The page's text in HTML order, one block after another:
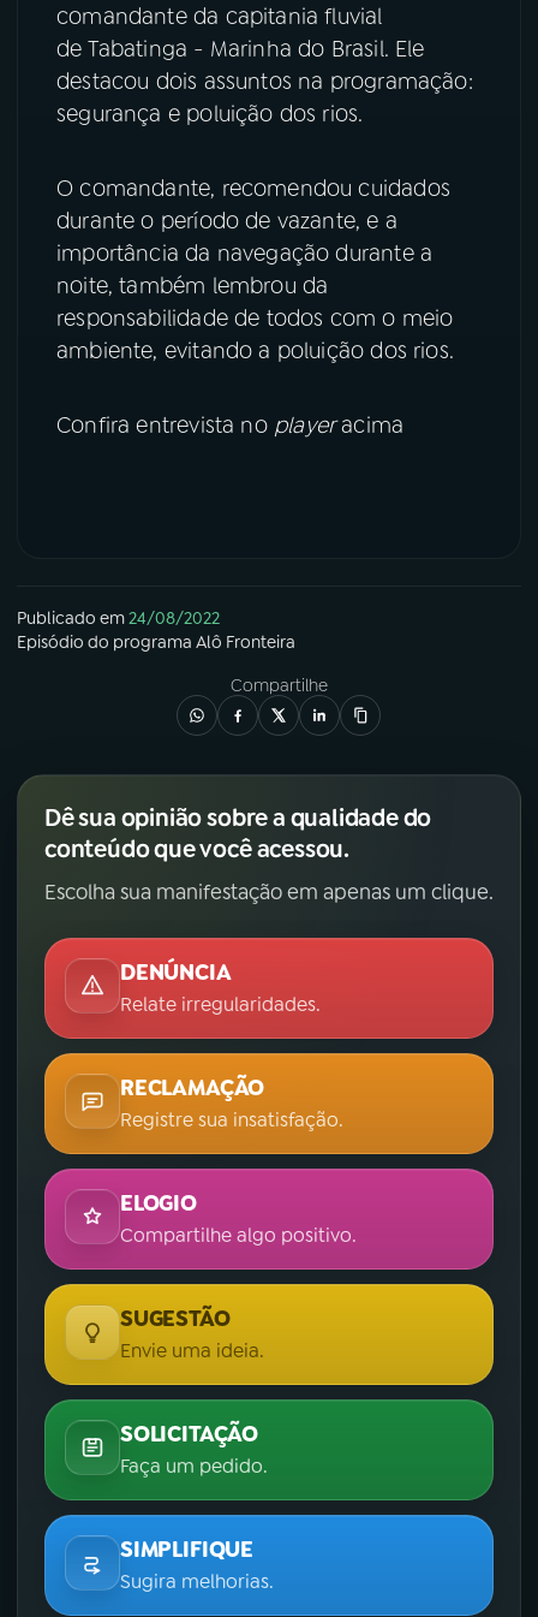
07ÚLTIMAS
YouTube Facebook
Instagram X
TikTok
comandante da capitania fluvial
de Tabatinga - Marinha do Brasil. Ele
destacou dois assuntos na programação:
segurança e poluição dos rios.
O comandante, recomendou cuidados
durante o período de vazante, e a
importância da navegação durante a
noite, também lembrou da
responsabilidade de todos com o meio
ambiente, evitando a poluição dos rios.
Confira entrevista no playeracima
Publicado em24/08/2022
Episódio do programa Alô Fronteira
Compartilhe
Dê sua opinião sobre a qualidade do
conteúdo que você acessou.
Escolha sua manifestação em apenas um clique.
DENÚNCIA
Relate irregularidades.
RECLAMAÇÃO
Registre sua insatisfação.
ELOGIO
Compartilhe algo positivo.
SUGESTÃO
Envie uma ideia.
SOLICITAÇÃO
Faça um pedido.
SIMPLIFIQUE
Sugira melhorias.